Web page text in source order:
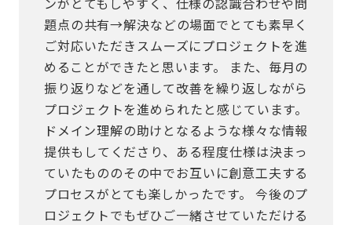
題点の共有→解決などの場面でとても素早く
ご対応いただきスムーズにプロジェクトを進
めることができたと思います。 また、毎月の
振り返りなどを通して改善を繰り返しながら
プロジェクトを進められたと感じています。
ドメイン理解の助けとなるような様々な情報
提供もしてくださり、ある程度仕様は決まっ
ていたもののその中でお互いに創意工夫する
プロセスがとても楽しかったです。 今後のプ
ロジェクトでもぜひご一緒させていただける